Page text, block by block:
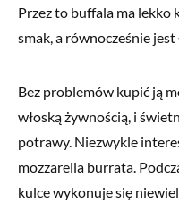
Przez to buffala ma lekko
smak, a równocześnie
Bez problemów kupić ją
włoską żywnością, i
potrawy. Niezwykle
mozzarella burrata.
kulce wykonuje się